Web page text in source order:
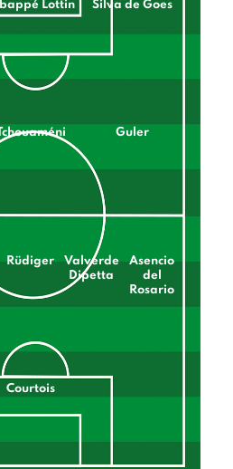
Lottin Silva de Goes
Tchouaméni Guler
Rüdiger
Valverde
Dipetta
Asencio
del
Rosario
Courtois